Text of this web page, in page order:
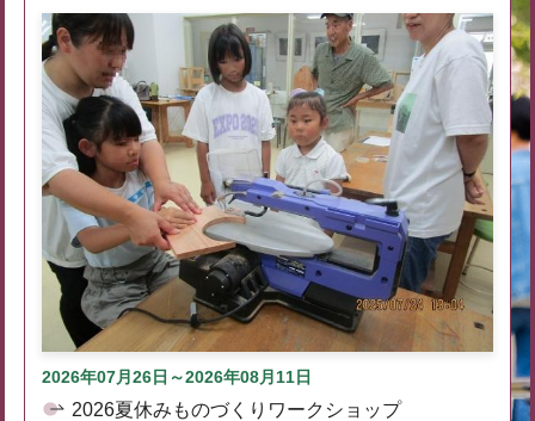
2026年07月26日～2026年08月11日
2026夏休みものづくりワークショップ